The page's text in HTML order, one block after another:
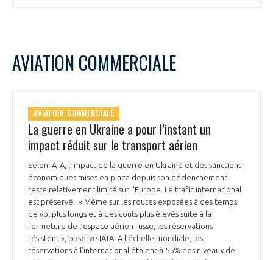
AVIATION COMMERCIALE
AVIATION COMMERCIALE
La guerre en Ukraine a pour l’instant un
impact réduit sur le transport aérien
Selon IATA, l'impact de la guerre en Ukraine et des sanctions
économiques mises en place depuis son déclenchement
reste relativement limité sur l'Europe. Le trafic international
est préservé : « Même sur les routes exposées à des temps
de vol plus longs et à des coûts plus élevés suite à la
fermeture de l’espace aérien russe, les réservations
résistent », observe IATA. A l’échelle mondiale, les
réservations à l’international étaient à 55% des niveaux de